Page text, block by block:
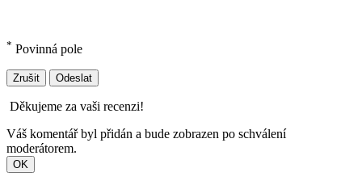
* Povinná pole
Zrušit Odeslat
Děkujeme za vaši recenzi!
Váš komentář byl přidán a bude zobrazen po schválení
moderátorem.
OK